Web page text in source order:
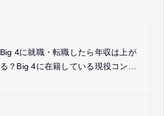
Big 4に就職・転職したら年収は上が
る？Big 4に在籍している現役コンサ